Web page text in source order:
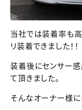
当社では装着率も
リ装着できました！！
装着後にセンサー感
て頂きました。
そんなオーナー様に